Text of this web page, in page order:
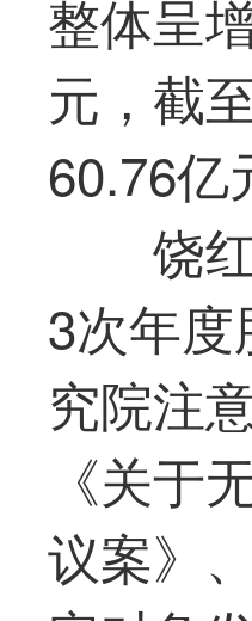
整体呈
元，截
60.76亿
饶
3次年
究院注
《关于
议案》